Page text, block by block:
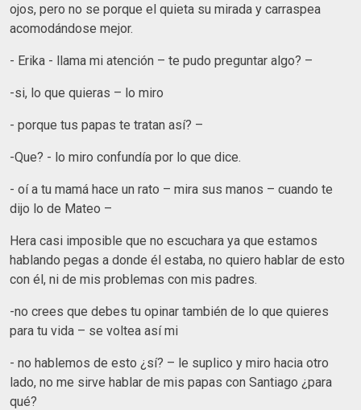
ojos, pero no se porque el quieta su mirada y carraspea
acomodándose mejor.
- Erika - llama mi atención – te pudo preguntar algo? –
-si, lo que quieras – lo miro
- porque tus papas te tratan así? –
-Que? - lo miro confundía por lo que dice.
- oí a tu mamá hace un rato – mira sus manos – cuando te
dijo lo de Mateo –
Hera casi imposible que no escuchara ya que estamos
hablando pegas a donde él estaba, no quiero hablar de esto
con él, ni de mis problemas con mis padres.
-no crees que debes tu opinar también de lo que quieres
para tu vida – se voltea así mi
- no hablemos de esto ¿sí? – le suplico y miro hacia otro
lado, no me sirve hablar de mis papas con Santiago ¿para
qué?